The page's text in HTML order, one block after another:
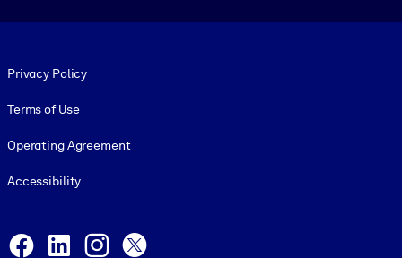
Privacy Policy
Terms of Use
Operating Agreement
Accessibility
Facebook
LinkedInInstagram